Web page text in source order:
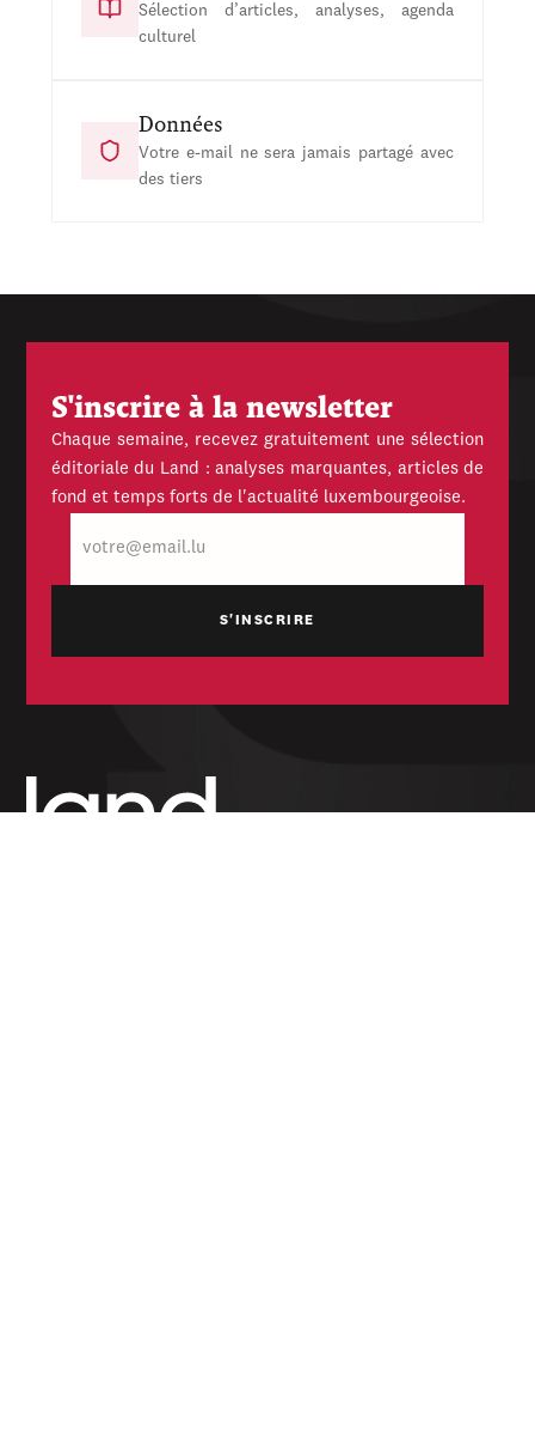
Sélection d’articles, analyses, agenda
culturel
Données
Votre e-mail ne sera jamais partagé avec
des tiers
S'inscrire à la newsletter
Chaque semaine, recevez gratuitement une sélection
éditoriale du Land : analyses marquantes, articles de
fond et temps forts de l'actualité luxembourgeoise.
mail